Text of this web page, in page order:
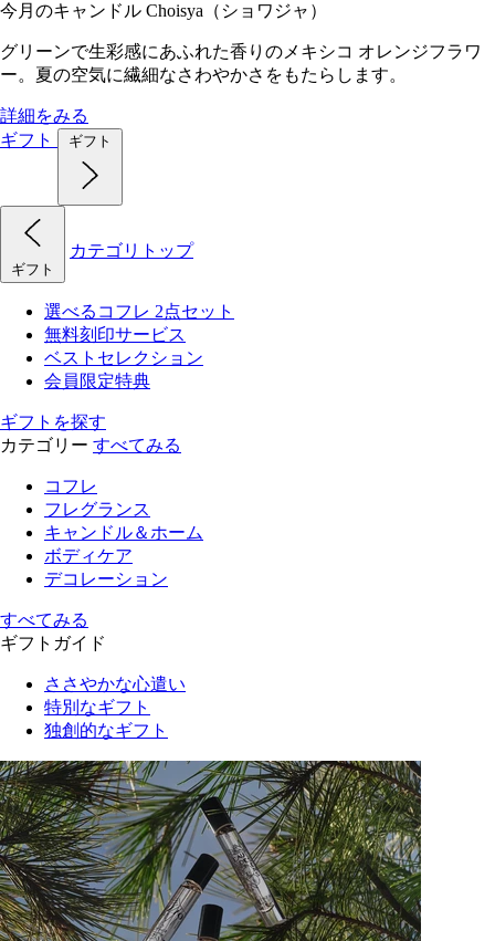
今月のキャンドル Choisya（ショワジャ）
グリーンで生彩感にあふれた香りのメキシコ オレンジフラワ
ー。夏の空気に繊細なさわやかさをもたらします。
詳細をみる
ギフト
ギフト
ギフト
カテゴリトップ
選べるコフレ 2点セット
無料刻印サービス
ベストセレクション
会員限定特典
ギフトを探す
カテゴリー すべてみる
コフレ
フレグランス
キャンドル＆ホーム
ボディケア
デコレーション
すべてみる
ギフトガイド
ささやかな心遣い
特別なギフト
独創的なギフト